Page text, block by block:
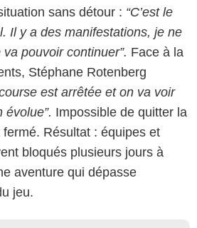
sans détour : “C’est le
Il y a des manifestations, je ne
pouvoir continuer”. Face à la
Stéphane Rotenberg
est arrêtée et on va voir
évolue”. Impossible de quitter la
fermé. Résultat : équipes et
bloqués plusieurs jours à
aventure qui dépasse
jeu.